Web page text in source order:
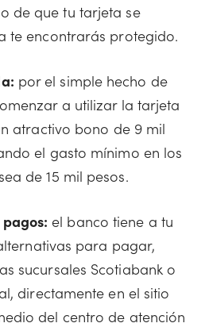
de que tu tarjeta se
te encontrarás protegido.
por el simple hecho de
a utilizar la tarjeta
atractivo bono de 9 mil
el gasto mínimo en los
de 15 mil pesos.
el banco tiene a tu
para pagar,
sucursales Scotiabank o
directamente en el sitio
del centro de atención